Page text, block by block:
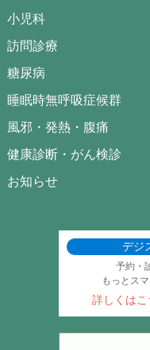
小児科
訪問診療
糖尿病
睡眠時無呼吸症候群
風邪・発熱・腹痛
健康診断・がん検診
お知らせ
デジ
予約・
もっとス
詳しくはこ